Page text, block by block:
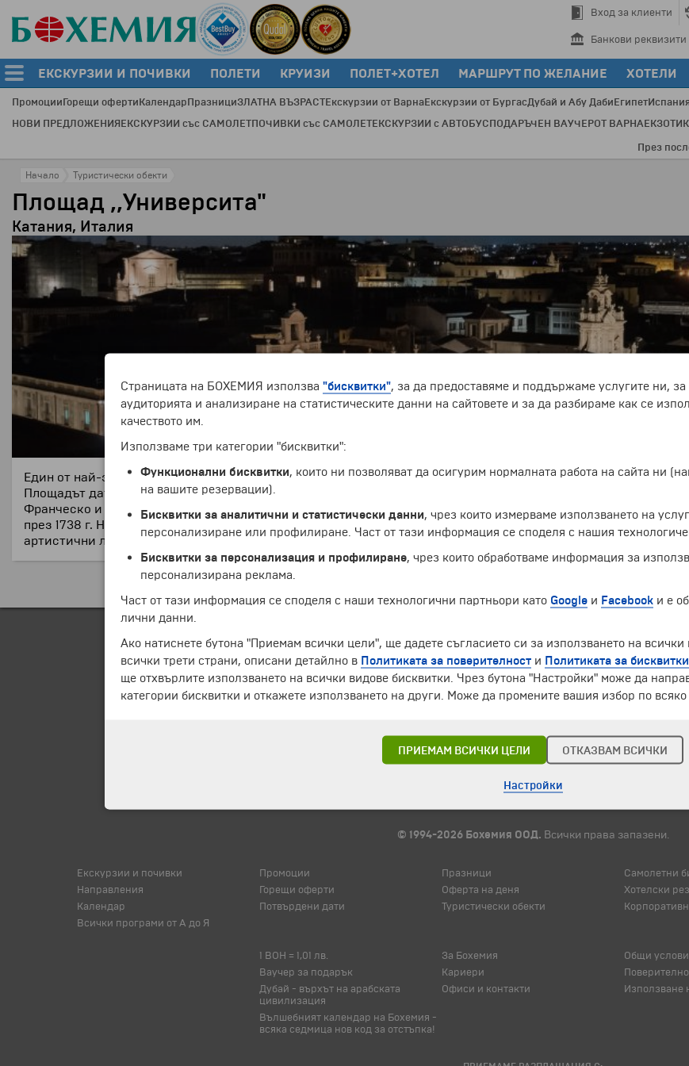
Вход за клиенти
Банкови реквизити
ЕКСКУРЗИИ И ПОЧИВКИ ПОЛЕТИ КРУИЗИ ПОЛЕТ+ХОТЕЛ МАРШРУТ ПО ЖЕЛАНИЕ ХОТЕЛИ
ПромоцииГорещи офертиКалендарПразнициЗЛАТНА ВЪЗРАСТЕкскурзии от ВарнаЕкскурзии от БургасДубай и Абу ДабиЕгипетИспания
НОВИ ПРЕДЛОЖЕНИЯЕКСКУРЗИИ със САМОЛЕТПОЧИВКИ със САМОЛЕТЕКСКУРЗИИ с АВТОБУСПОДАРЪЧЕН ВАУЧЕРОТ ВАРНА
През
Начало Туристически обекти
Площад ,,Университа"
Катания, Италия
Един от най-забележителните площади в Катания е ,,Университа", който се намира на няколко метра от
Площадът датира от 1696 г., когато е построена сградата на университета. Образователният център е
Франческо и Антонино Баталия и Джовани Батиста Вакарини. На източната страна, пред сградата на
през 1738 г. На южната страна на площада е гърба на кметството на Катания, така нареченият Дворец на
артистични лампи от бронз.
ЧЛЕН НА
© 1994-2026 Бохемия ООД. Всички права запазени.
Екскурзии и почивки
Направления
Календар
Всички програми от А до Я
Промоции
Горещи оферти
Потвърдени дати
Празници
Оферта на деня
Туристически обекти
Самолетни
Хотелски
1 BOH = 1,01 лв.
Ваучер за подарък
Дубай - върхът на арабската
цивилизация
Вълшебният календар на Бохемия -
всяка седмица нов код за отстъпка!
За Бохемия
Кариери
Офиси и контакти
Общи
Използване
Страницата на БОХЕМИЯ използва "бисквитки", за да предоставяме и поддържаме услугите ни,
аудиторията и анализиране на статистическите данни на сайтовете и за да разбираме как се
качеството им.
Използваме три категории "бисквитки":
Функционални бисквитки, които ни позволяват да осигурим нормалната работа на сайта ни
на вашите резервации).
Бисквитки за аналитични и статистически данни, чрез които измерваме използването на
персонализиране или профилиране. Част от тази информация се споделя с нашия
Бисквитки за персонализация и профилиране, чрез които обработваме информация за
персонализирана реклама.
Част от тази информация се споделя с наши технологични партньори като Google и Facebook и е
лични данни.
Ако натиснете бутона "Приемам всички цели", ще дадете съгласието си за използването на
всички трети страни, описани детайлно в Политиката за поверителност и Политиката за
ще отхвърлите използването на всички видове бисквитки. Чрез бутона "Настройки" може да
категории бисквитки и откажете използването на други. Може да промените вашия избор по всяко
ПРИЕМАМ ВСИЧКИ ЦЕЛИ ОТКАЗВАМ ВСИЧКИ
Настройки